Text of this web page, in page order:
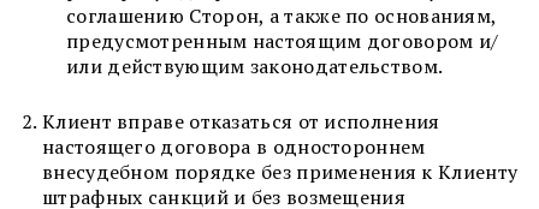
соглашению Сторон, а также по основаниям,
предусмотренным настоящим договором и/
или действующим законодательством.
Клиент вправе отказаться от исполнения
настоящего договора в одностороннем
внесудебном порядке без применения к Клиенту
штрафных санкций и без возмещения